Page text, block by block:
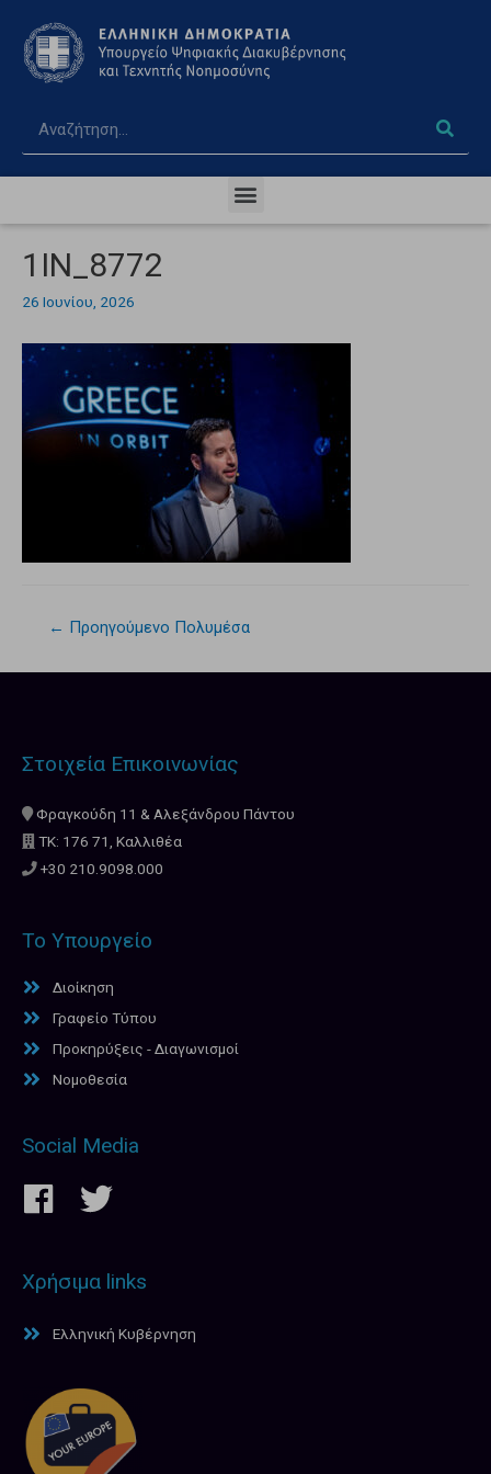
1IN_8772
26 Ιουνίου, 2026
← Προηγούμενο Πολυμέσα
Στοιχεία Επικοινωνίας
Φραγκούδη 11 & Αλεξάνδρου Πάντου
ΤΚ: 176 71, Καλλιθέα
+30 210.9098.000
Το Υπουργείο
Διοίκηση
Γραφείο Τύπου
Προκηρύξεις - Διαγωνισμοί
Νομοθεσία
Social Media
Χρήσιμα links
Ελληνική Κυβέρνηση